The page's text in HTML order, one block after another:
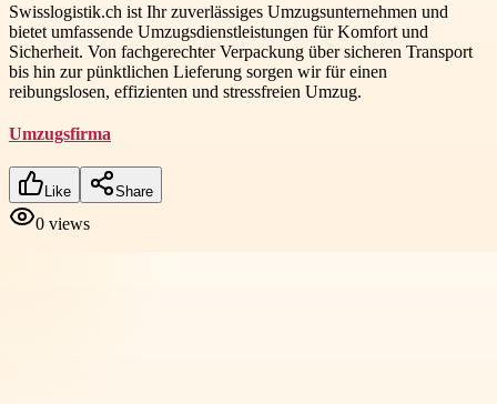
Swisslogistik.ch ist Ihr zuverlässiges Umzugsunternehmen und
bietet umfassende Umzugsdienstleistungen für Komfort und
Sicherheit. Von fachgerechter Verpackung über sicheren Transport
bis hin zur pünktlichen Lieferung sorgen wir für einen
reibungslosen, effizienten und stressfreien Umzug.
Umzugsfirma
Like Share
0 views